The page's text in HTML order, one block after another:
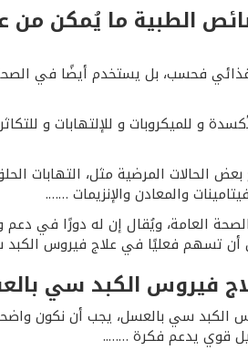
الطبية ما يُمكن من
فحسب، بل يستخدم أيضًا في
و للميكروبات و للإلتهابات و
الحالات المرضية مثل، التهابات
والمعادن والإنزيمات …….
العامة، ويُقال إن له دورًا في
تسهم فعليًا في علاج فيروس
فيروس الكبد سي
الكبد سي بالعسل، يجب أن نكون
قوي يدعم فكرة ……..